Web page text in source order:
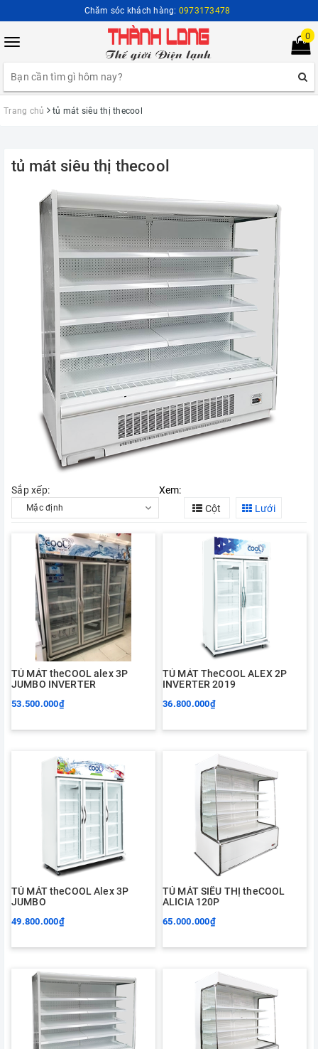
Chăm sóc khách hàng: 0973173478
Toggle
0
Trang chủ tủ mát siêu thị thecool
tủ mát siêu thị thecool
Sắp xếp:
Xem:
Cột
Lưới
TỦ MÁT theCOOL alex 3P
JUMBO INVERTER
53.500.000₫
TỦ MÁT TheCOOL ALEX 2P
INVERTER 2019
36.800.000₫
TỦ MÁT theCOOL Alex 3P
JUMBO
49.800.000₫
TỦ MÁT SIÊU THỊ theCOOL
ALICIA 120P
65.000.000₫